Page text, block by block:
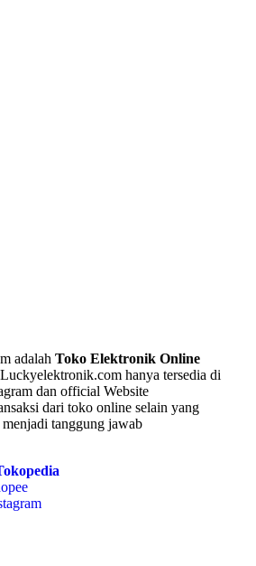
adalah Toko Elektronik Online
hanya tersedia di
dan official Website
dari toko online selain yang
tanggung jawab